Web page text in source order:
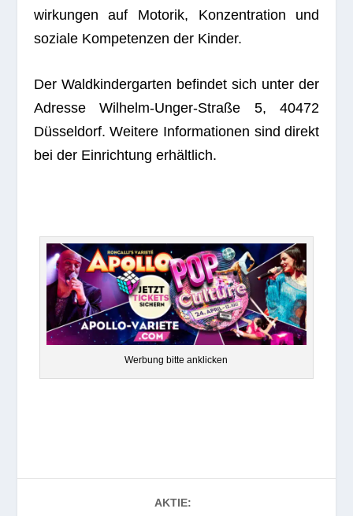
wir­kun­gen auf Moto­rik, Kon­zen­tra­tion und
soziale Kom­pe­ten­zen der Kinder.
Der Wald­kin­der­gar­ten befin­det sich unter der
Adresse Wil­helm-Unger-Straße 5, 40472
Düs­sel­dorf. Wei­tere Infor­ma­tio­nen sind direkt
bei der Ein­rich­tung erhältlich.
Wer­bung bitte anklicken
AKTIE: